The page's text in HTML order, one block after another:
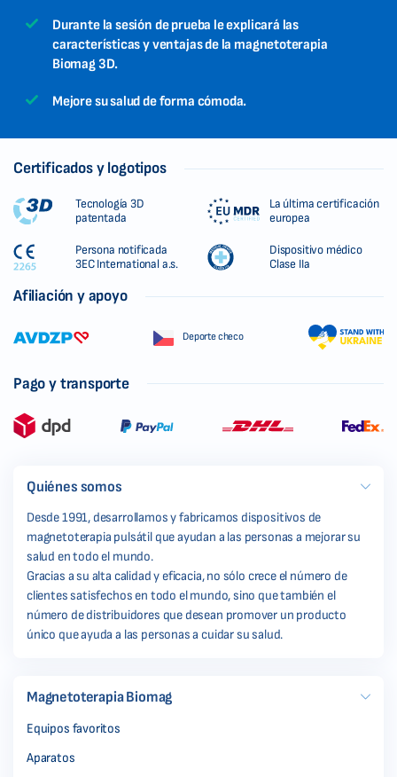
Durante la sesión de prueba le explicará las
características y ventajas de la magnetoterapia
Biomag 3D.
Mejore su salud de forma cómoda.
Certificados y logotipos
Tecnología 3D
patentada
La última certificación
europea
Persona notificada
3EC International a.s.
Dispositivo médico
Clase IIa
Afiliación y apoyo
Deporte checo
Pago y transporte
Quiénes somos
Desde 1991, desarrollamos y fabricamos dispositivos de
magnetoterapia pulsátil que ayudan a las personas a mejorar su
salud en todo el mundo.
Gracias a su alta calidad y eficacia, no sólo crece el número de
clientes satisfechos en todo el mundo, sino que también el
número de distribuidores que desean promover un producto
único que ayuda a las personas a cuidar su salud.
Magnetoterapia Biomag
Equipos favoritos
Aparatos